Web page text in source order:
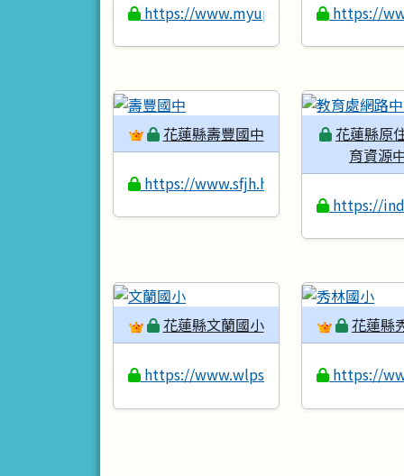
https://www.myups.hlc.edu.twhttps://
花蓮縣壽豐國中
https://www.sfjh.hlc.edu.tw
花蓮縣原
育資源
https://
花蓮縣文蘭國小
https://www.wlps.hlc.edu.tw
花蓮縣
https://